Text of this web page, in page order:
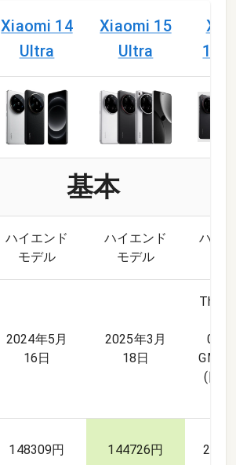
Xiaomi 14
Ultra
Xiaomi 15
Ultra
17
基本
ハイエンド
モデル
ハイエンド
モデル
ハイ
2024年5月
16日
2025年3月
18日
Thu
(日本
148309円 144726円